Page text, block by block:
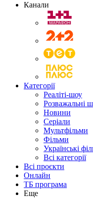
Канали
Категорії
Реаліті-шоу
Розважальні
Новини
Серіали
Мультфільми
Фільми
Українські
Всі категорії
Всі проєкти
Онлайн
ТБ програма
Еще